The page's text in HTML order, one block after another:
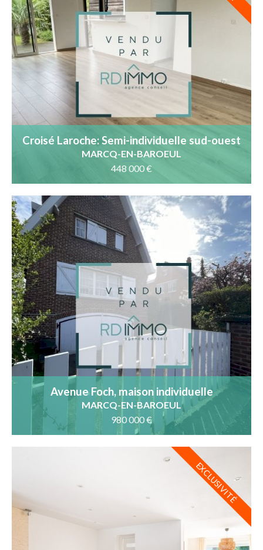
Croisé Laroche: Semi-individuelle sud-ouest
et garage
MARCQ-EN-BAROEUL
448 000 €
Avenue Foch, maison individuelle
MARCQ-EN-BAROEUL
980 000 €
EXCLUSIVITÉ